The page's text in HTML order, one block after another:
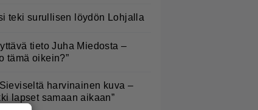
teki surullisen löydön Lohjalla
tieto Juha Miedosta –
tämä oikein?”
harvinainen kuva –
lapset samaan aikaan”